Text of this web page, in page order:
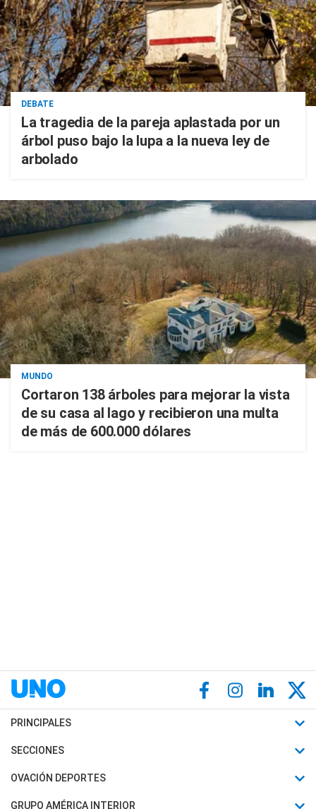
DEBATE
La tragedia de la pareja aplastada por un
árbol puso bajo la lupa a la nueva ley de
arbolado
MUNDO
Cortaron 138 árboles para mejorar la vista
de su casa al lago y recibieron una multa
de más de 600.000 dólares
PRINCIPALES
Últimas Noticias
Política
SECCIONES
Horóscopo
Motores
OVACIÓN DEPORTES
Fútbol
GRUPO AMÉRICA INTERIOR